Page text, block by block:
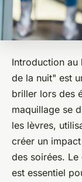
Introduction au
de la nuit" est
briller lors des
maquillage se
les lèvres,
créer un
des soirées.
est essentiel